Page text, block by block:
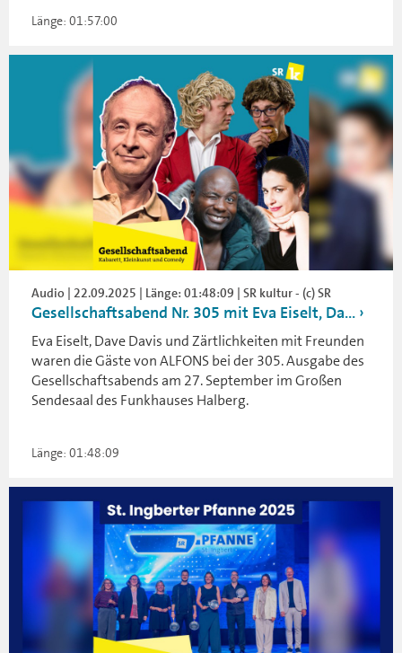
Länge: 01:57:00
Audio | 22.09.2025 | Länge: 01:48:09 | SR kultur - (c) SR
Gesellschaftsabend Nr. 305 mit Eva Eiselt, Da...
Eva Eiselt, Dave Davis und Zärtlichkeiten mit Freunden
waren die Gäste von ALFONS bei der 305. Ausgabe des
Gesellschaftsabends am 27. September im Großen
Sendesaal des Funkhauses Halberg.
Länge: 01:48:09